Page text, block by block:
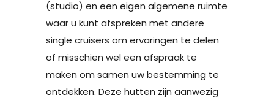
(studio) en een eigen algemene ruimte
waar u kunt afspreken met andere
single cruisers om ervaringen te delen
of misschien wel een afspraak te
maken om samen uw bestemming te
ontdekken. Deze hutten zijn aanwezig